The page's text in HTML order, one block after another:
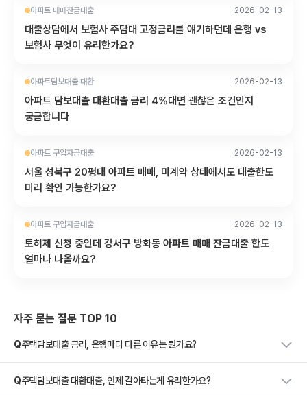
아파트 매매잔금대출 2026-02-13
대출상담에서 보험사 주담대 고정금리를 얘기하던데 은행 vs
보험사 무엇이 유리한가요?
아파트담보대출 대환 2026-02-13
아파트 담보대출 대환대출 금리 4%대면 괜찮은 조건인지
궁금합니다
아파트 구입자금대출 2026-02-13
서울 성북구 20평대 아파트 매매, 미계약 상태에서도 대출한도
미리 확인 가능한가요?
아파트 구입자금대출 2026-02-13
토허제 신청 중인데 강서구 방화동 아파트 매매 잔금대출 한도
얼마나 나올까요?
자주 묻는 질문 TOP 10
Q주택담보대출 금리, 은행마다 다른 이유는 뭔가요?
Q주택담보대출 대환대출, 언제 갈아타는게 유리한가요?